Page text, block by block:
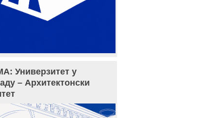
Универзитет у
– Архитектонски